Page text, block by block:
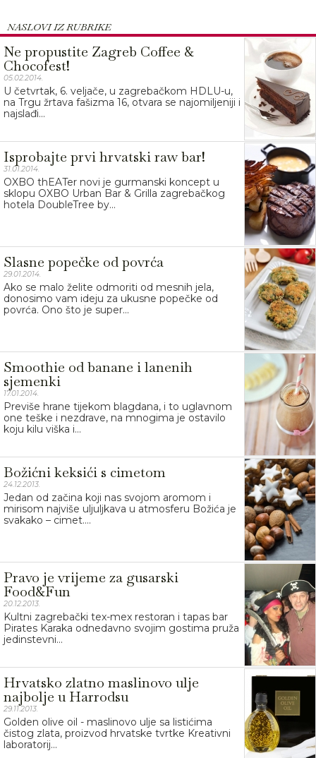
NASLOVI IZ RUBRIKE
Ne propustite Zagreb Coffee &
Chocofest!
05.02.2014.
U četvrtak, 6. veljače, u zagrebačkom HDLU-u,
na Trgu žrtava fašizma 16, otvara se najomiljeniji i
najslađi...
Isprobajte prvi hrvatski raw bar!
31.01.2014.
OXBO thEATer novi je gurmanski koncept u
sklopu OXBO Urban Bar & Grilla zagrebačkog
hotela DoubleTree by...
Slasne popečke od povrća
29.01.2014.
Ako se malo želite odmoriti od mesnih jela,
donosimo vam ideju za ukusne popečke od
povrća. Ono što je super...
Smoothie od banane i lanenih
sjemenki
17.01.2014.
Previše hrane tijekom blagdana, i to uglavnom
one teške i nezdrave, na mnogima je ostavilo
koju kilu viška i...
Božićni keksići s cimetom
24.12.2013.
Jedan od začina koji nas svojom aromom i
mirisom najviše uljuljkava u atmosferu Božića je
svakako – cimet....
Pravo je vrijeme za gusarski
Food&Fun
20.12.2013.
Kultni zagrebački tex-mex restoran i tapas bar
Pirates Karaka odnedavno svojim gostima pruža
jedinstevni...
Hrvatsko zlatno maslinovo ulje
najbolje u Harrodsu
29.11.2013.
Golden olive oil - maslinovo ulje sa listićima
čistog zlata, proizvod hrvatske tvrtke Kreativni
laboratorij...